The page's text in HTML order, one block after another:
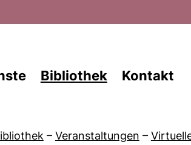
Bibliothek Kontakt
– Veranstaltungen –